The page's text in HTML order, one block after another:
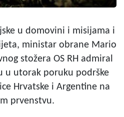
u domovini i misijama i
ministar obrane Mario
stožera OS RH admiral
u utorak poruku podrške
Hrvatske i Argentine na
prvenstvu.